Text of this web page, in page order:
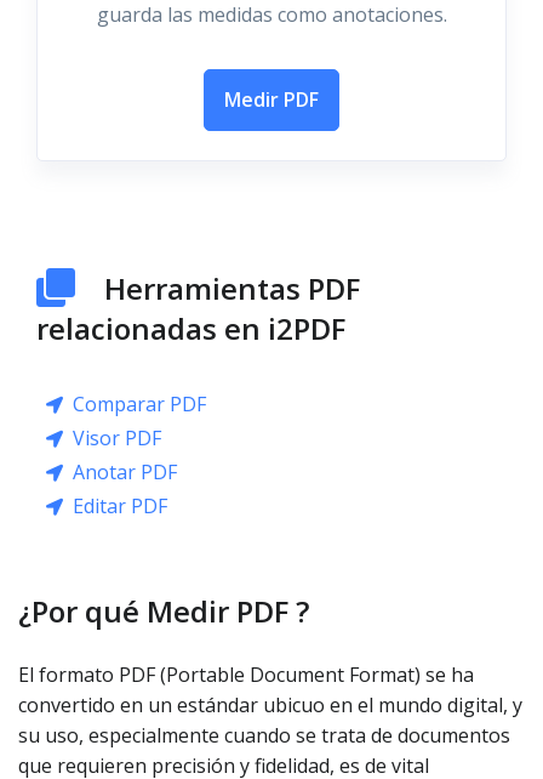
guarda las medidas como anotaciones.
Medir PDF
Herramientas PDF
relacionadas en i2PDF
Comparar PDF
Visor PDF
Anotar PDF
Editar PDF
¿Por qué Medir PDF ?
El formato PDF (Portable Document Format) se ha
convertido en un estándar ubicuo en el mundo digital, y
su uso, especialmente cuando se trata de documentos
que requieren precisión y fidelidad, es de vital